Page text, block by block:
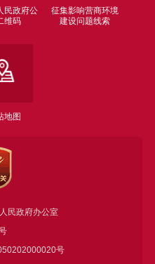
民政府公
维码
征集影响营商环境
建设问题线索
地图
民政府办公室
号